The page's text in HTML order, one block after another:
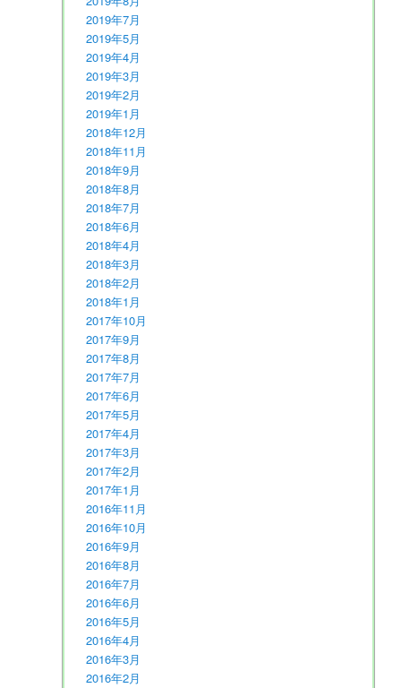
2019年7月
2019年5月
2019年4月
2019年3月
2019年2月
2019年1月
2018年12月
2018年11月
2018年9月
2018年8月
2018年7月
2018年6月
2018年4月
2018年3月
2018年2月
2018年1月
2017年10月
2017年9月
2017年8月
2017年7月
2017年6月
2017年5月
2017年4月
2017年3月
2017年2月
2017年1月
2016年11月
2016年10月
2016年9月
2016年8月
2016年7月
2016年6月
2016年5月
2016年4月
2016年3月
2016年2月